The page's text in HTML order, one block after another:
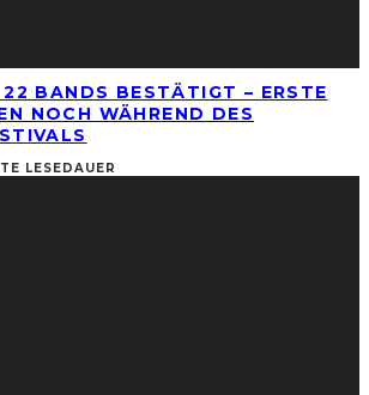
BANDS BESTÄTIGT – ERSTE
NOCH WÄHREND DES
LESEDAUER